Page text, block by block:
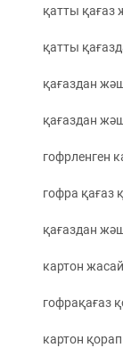
қатты қағаз
қатты
қағаздан
қағаздан
гофрленген
гофра қағаз
қағаздан
картон
гофрақағаз
картон